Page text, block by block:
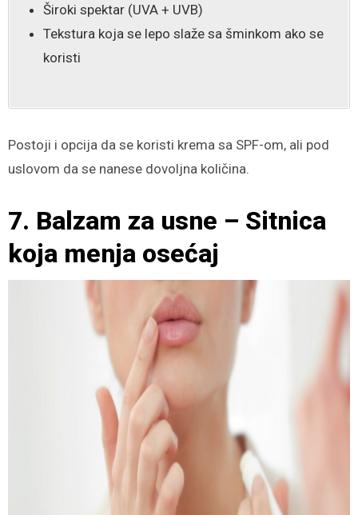
Široki spektar (UVA + UVB)
Tekstura koja se lepo slaže sa šminkom ako se
koristi
Postoji i opcija da se koristi krema sa SPF-om, ali pod
uslovom da se nanese dovoljna količina.
7. Balzam za usne – Sitnica
koja menja osećaj